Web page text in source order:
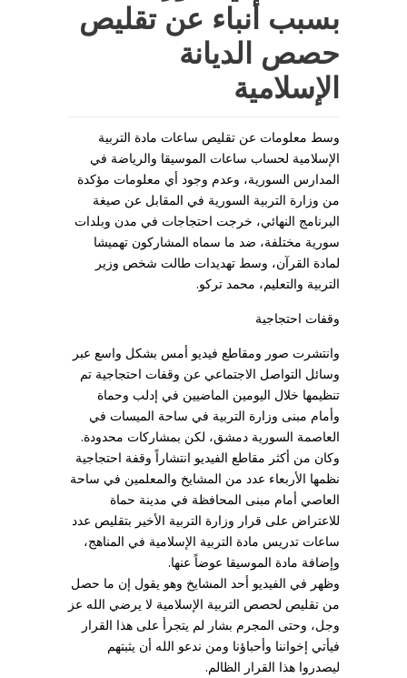
بسبب أنباء عن تقليص
حصص الديانة
الإسلامية
وسط معلومات عن تقليص ساعات مادة التربية
الإسلامية لحساب ساعات الموسيقا والرياضة في
المدارس السورية، وعدم وجود أي معلومات مؤكدة
من وزارة التربية السورية في المقابل عن صيغة
البرنامج النهائي، خرجت احتجاجات في مدن وبلدات
سورية مختلفة، ضد ما سماه المشاركون تهميشا
لمادة القرآن، وسط تهديدات طالت شخص وزير
التربية والتعليم، محمد تركو.
وقفات احتجاجية
وانتشرت صور ومقاطع فيديو أمس بشكل واسع عبر
وسائل التواصل الاجتماعي عن وقفات احتجاجية تم
تنظيمها خلال اليومين الماضيين في إدلب وحماة
وأمام مبنى وزارة التربية في ساحة الميسات في
العاصمة السورية دمشق، لكن بمشاركات محدودة.
وكان من أكثر مقاطع الفيديو انتشاراً وقفة احتجاجية
نظمها الأربعاء عدد من المشايخ والمعلمين في ساحة
العاصي أمام مبنى المحافظة في مدينة حماة
للاعتراض على قرار وزارة التربية الأخير بتقليص عدد
ساعات تدريس مادة التربية الإسلامية في المناهج،
وإضافة مادة الموسيقا عوضاً عنها.
وظهر في الفيديو أحد المشايخ وهو يقول إن ما حصل
من تقليص لحصص التربية الإسلامية لا يرضي الله عز
وجل، وحتى المجرم بشار لم يتجرأ على هذا القرار
فيأتي إخواننا وأحباؤنا ومن ندعو الله أن يثبتهم
ليصدروا هذا القرار الظالم.